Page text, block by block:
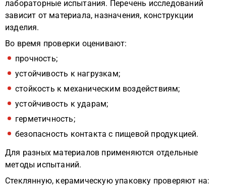
лабораторные испытания. Перечень исследований
зависит от материала, назначения, конструкции
изделия.
Во время проверки оценивают:
прочность;
устойчивость к нагрузкам;
стойкость к механическим воздействиям;
устойчивость к ударам;
герметичность;
безопасность контакта с пищевой продукцией.
Для разных материалов применяются отдельные
методы испытаний.
Стеклянную, керамическую упаковку проверяют на: